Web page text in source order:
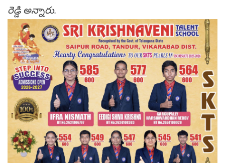
రెడ్డి అన్నారు.